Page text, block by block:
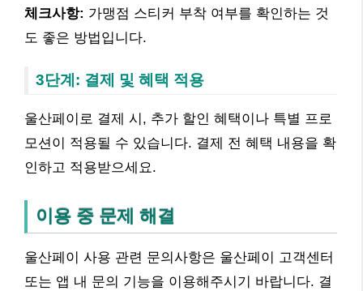
체크사항: 가맹점 스티커 부착 여부를 확인하는 것
도 좋은 방법입니다.
3단계: 결제 및 혜택 적용
울산페이로 결제 시, 추가 할인 혜택이나 특별 프로
모션이 적용될 수 있습니다. 결제 전 혜택 내용을 확
인하고 적용받으세요.
이용 중 문제 해결
울산페이 사용 관련 문의사항은 울산페이 고객센터
또는 앱 내 문의 기능을 이용해주시기 바랍니다. 결